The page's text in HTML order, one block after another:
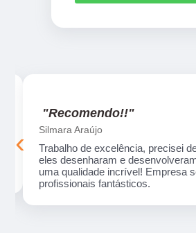
"Recomendo!!"
Silmara Araújo
Trabalho de excelência, precisei
eles desenharam e
uma qualidade incrível! Empresa
profissionais fantásticos.
‹